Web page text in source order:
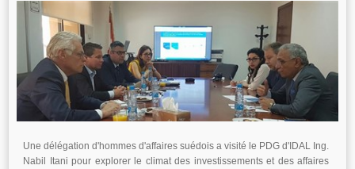
Une délégation d'hommes d'affaires suédois a visité le PDG d'IDAL Ing.
Nabil Itani pour explorer le climat des investissements et des affaires